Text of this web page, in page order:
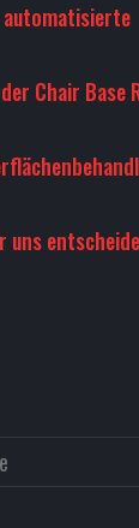
Chair Base
uns